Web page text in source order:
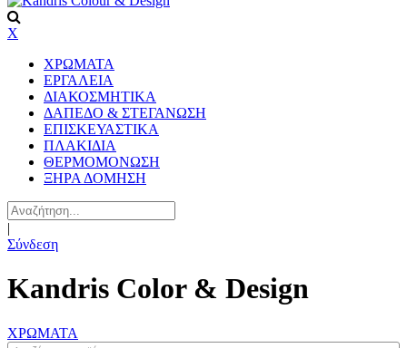
X
ΧΡΩΜΑΤΑ
ΕΡΓΑΛΕΙΑ
ΔΙΑΚΟΣΜΗΤΙΚΑ
ΔΑΠΕΔΟ & ΣΤΕΓΑΝΩΣΗ
ΕΠΙΣΚΕΥΑΣΤΙΚΑ
ΠΛΑΚΙΔΙA
ΘΕΡΜΟΜΟΝΩΣΗ
ΞΗΡΑ ΔΟΜΗΣΗ
|
Σύνδεση
Kandris Color & Design
ΧΡΩΜΑΤΑ